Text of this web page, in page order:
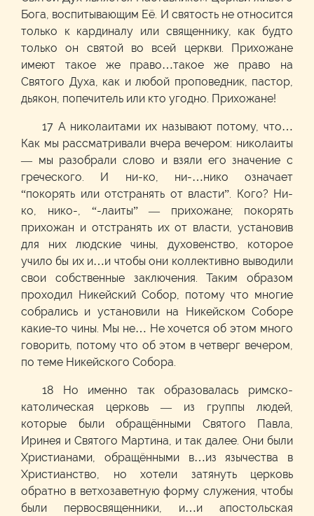
Бога, воспитывающим Её. И святость не относится
только к кардиналу или священнику, как будто
только он святой во всей церкви. Прихожане
имеют такое же право…такое же право на
Святого Духа, как и любой проповедник, пастор,
дьякон, попечитель или кто угодно. Прихожане!
17 А николаитами их называют потому, что…
Как мы рассматривали вчера вечером: николаиты
— мы разобрали слово и взяли его значение с
греческого. И ни-ко, ни-…нико означает
“покорять или отстранять от власти”. Кого? Ни-
ко, нико-, “-лаиты” — прихожане; покорять
прихожан и отстранять их от власти, установив
для них людские чины, духовенство, которое
учило бы их и…и чтобы они коллективно выводили
свои собственные заключения. Таким образом
проходил Никейский Собор, потому что многие
собрались и установили на Никейском Соборе
какие-то чины. Мы не… Не хочется об этом много
говорить, потому что об этом в четверг вечером,
по теме Никейского Собора.
18 Но именно так образовалась римско-
католическая церковь — из группы людей,
которые были обращёнными Святого Павла,
Иринея и Святого Мартина, и так далее. Они были
Христианами, обращёнными в…из язычества в
Христианство, но хотели затянуть церковь
обратно в ветхозаветную форму служения, чтобы
были первосвященники, и…и апостольская